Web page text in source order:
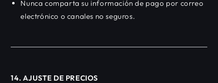
Nunca comparta su información de pago por correo
electrónico o canales no seguros.
14. AJUSTE DE PRECIOS